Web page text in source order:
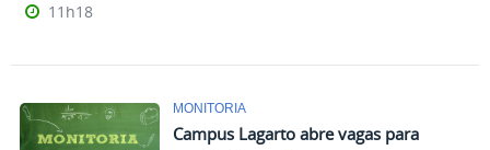
11h18
MONITORIA
Campus Lagarto abre vagas para